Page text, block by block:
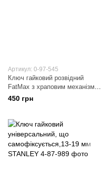
Артикул: 0-97-545
Ключ гайковий розвідний
FatMax з храповим механізмом
200х24 мм STANLEY
450 грн